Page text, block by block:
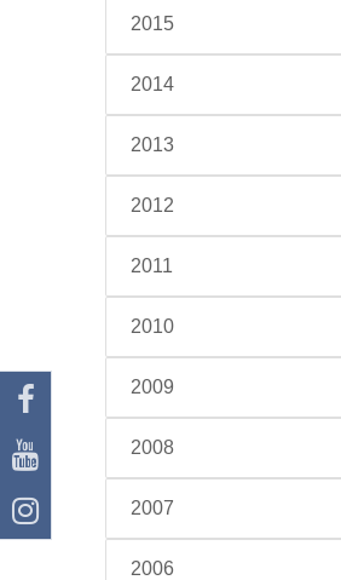
2015
2014
2013
2012
2011
2010
2009
2008
2007
2006